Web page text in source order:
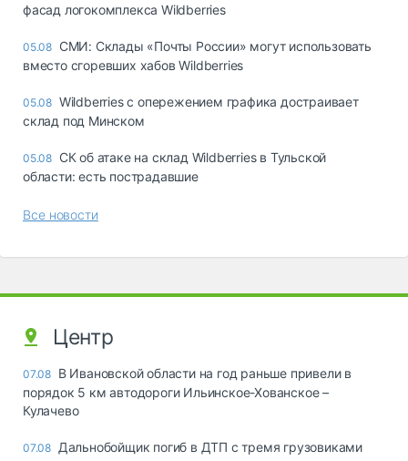
фасад логокомплекса Wildberries
05.08 СМИ: Склады «Почты России» могут использовать
вместо сгоревших хабов Wildberries
05.08 Wildberries с опережением графика достраивает
склад под Минском
05.08 СК об атаке на склад Wildberries в Тульской
области: есть пострадавшие
Все новости
Центр
07.08 В Ивановской области на год раньше привели в
порядок 5 км автодороги Ильинское-Хованское –
Кулачево
07.08 Дальнобойщик погиб в ДТП с тремя грузовиками